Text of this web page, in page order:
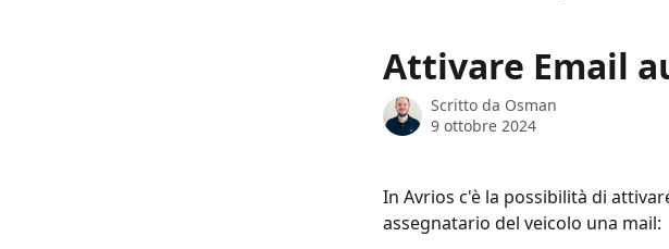
Attivare Email
Scritto da Osman
9 ottobre 2024
In Avrios c'è la possibilità di
assegnatario del veicolo una mail: